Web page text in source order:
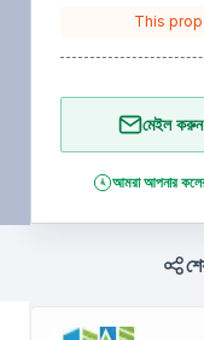
This
মেইল করুন
আমরা আপনার